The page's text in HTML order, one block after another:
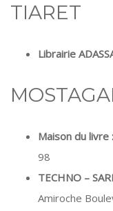
TIARET
Librairie
Maison du livre
98
TECHNO –
Amiroche